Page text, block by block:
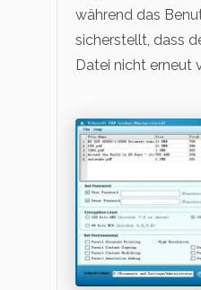
während das
sicherstellt, dass
Datei nicht erneut